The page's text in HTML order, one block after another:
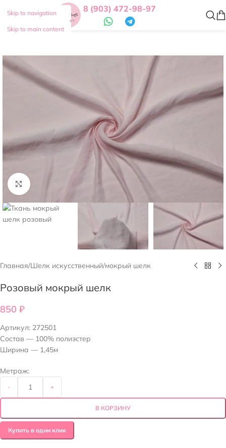
Skip to navigation
Skip to main content
8 (903) 472-98-97
Нажмите, чтобы увеличить
Главная/Шелк искусственный/мокрый шелк
Розовый мокрый шелк
850 ₽
Артикул: 272501
Состав — 100% полиэстер
Ширина — 1,45м
Метраж:
- +
В КОРЗИНУ
Купить в один клик